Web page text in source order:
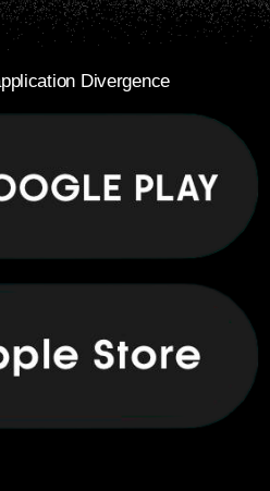
Divergence